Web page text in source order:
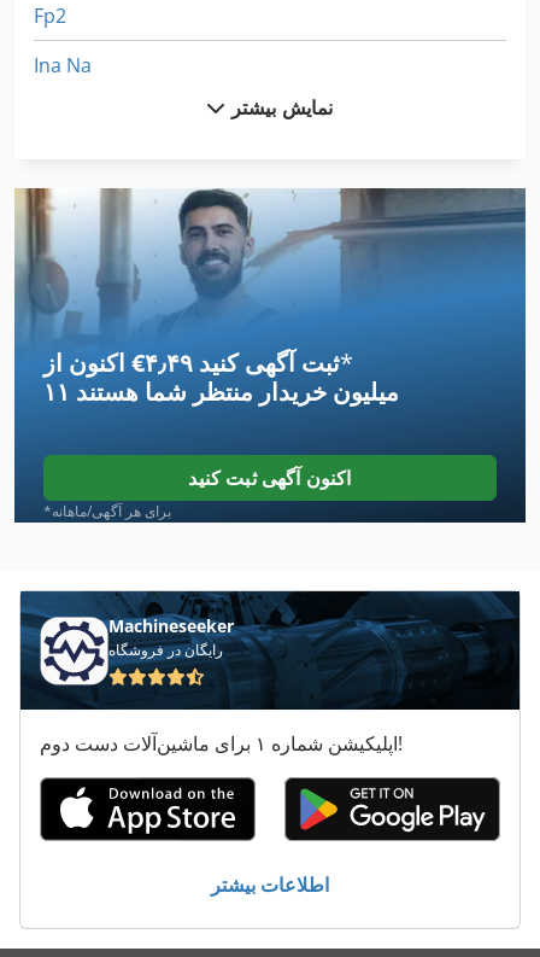
Fp2
Ina Na
Moeller Dil 00 M
Muller Martini
Otto Mueller
Pfaff 467
Pfeifer
Pfeiffer
Piller
Pittler Pv 1250
Posmill C 1050
Ppl
Schaefer
Scherer
نمایش بیشتر
اکنون از ‎€۴٫۴۹ ثبت آگهی کنید*
۱۱ میلیون خریدار منتظر شما هستند
اکنون آگهی ثبت کنید
*برای هر آگهی/ماهانه
Machineseeker
رایگان در فروشگاه
اپلیکیشن شماره ۱ برای ماشین‌آلات دست دوم!
اطلاعات بیشتر